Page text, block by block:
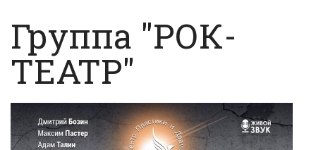
Группа "РОК-
ТЕАТР"